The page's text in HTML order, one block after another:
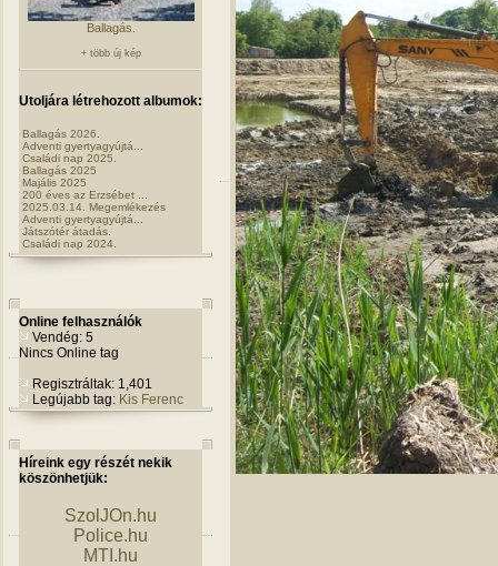
Ballagás.
+ több új kép
Utoljára létrehozott albumok:
Ballagás 2026.
Adventi gyertyagyújtá...
Családi nap 2025.
Ballagás 2025
Majális 2025
200 éves az Erzsébet ...
2025.03.14. Megemlékezés
Adventi gyertyagyújtá...
Játszótér átadás.
Családi nap 2024.
Online felhasználók
Vendég: 5
Nincs Online tag
Regisztráltak: 1,401
Legújabb tag: Kis Ferenc
Híreink egy részét nekik
köszönhetjük:
SzolJOn.hu
Police.hu
MTI.hu